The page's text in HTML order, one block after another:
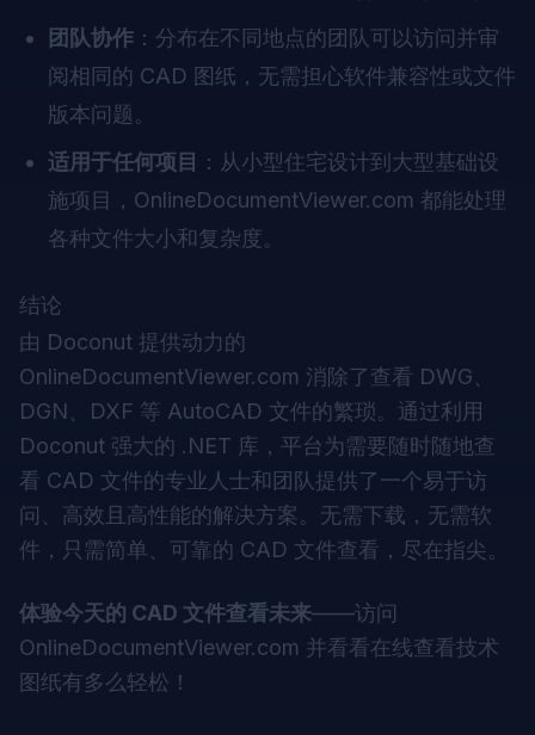
团队协作 ：分布在不同地点的团队可以访问并审
阅相同的 CAD 图纸，无需担心软件兼容性或文件
版本问题。
适用于任何项目
：从小型住宅设计到大型基础设
施项目，OnlineDocumentViewer.com 都能处理
各种文件大小和复杂度。
结论
由 Doconut 提供动力的
OnlineDocumentViewer.com 消除了查看 DWG、
DGN、DXF 等 AutoCAD 文件的繁琐。通过利用
Doconut 强大的 .NET 库，平台为需要随时随地查
看 CAD 文件的专业人士和团队提供了一个易于访
问、高效且高性能的解决方案。无需下载，无需软
件，只需简单、可靠的 CAD 文件查看，尽在指尖。
体验今天的 CAD 文件查看未来——访问
OnlineDocumentViewer.com 并看看在线查看技术
图纸有多么轻松！